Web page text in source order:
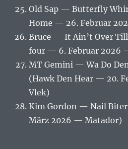
Old Sap — Butterfly
Home — 26. Februar
Bruce — It Ain’t Over
four — 6. Februar 2026
MT Gemini — Wa Do
(Hawk Den Hear — 20.
Vlek)
Kim Gordon — Nail
März 2026 — Matador)